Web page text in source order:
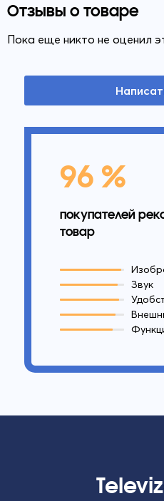
Отзывы о товаре
Пока еще никто не оценил
96 %
покупателей
товар
Звук